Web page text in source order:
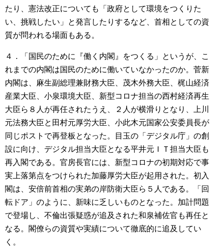
たり、憲法改正についても「政府として環境をつくりた
い、挑戦したい」と発言したりするなど、首相としての資
質が問われる場面もある。
４．「国民のために『働く内閣』をつくる」というが、こ
れまでの内閣は国民のために働いていなかったのか。菅新
内閣は、麻生副総理兼財務大臣、茂木外務大臣、梶山経済
産業大臣、小泉環境大臣、新型コロナ担当の西村経済再生
大臣ら８人が再任されたうえ、２人が横滑りとなり、上川
元法務大臣と田村元厚労大臣、小此木元国家公安委員長が
同じポストで再登板となった。目玉の「デジタル庁」の創
設に向け、デジタル担当大臣となる平井元ＩＴ担当大臣も
再入閣である。官房長官には、新型コロナの初期対応で事
実上落第点をつけられた加藤厚労大臣が起用された。初入
閣は、安倍前首相の実弟の岸防衛大臣ら５人である。「回
転ドア」のように、新味に乏しいものとなった。加計問題
で登場し、不倫出張疑惑が追及された和泉補佐官も再任と
なる。閣僚らの資質や実績について徹底的に追及してい
く。